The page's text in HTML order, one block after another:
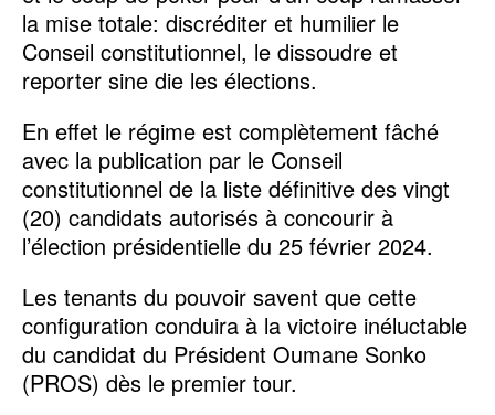
la mise totale: discréditer et humilier le
Conseil constitutionnel, le dissoudre et
reporter sine die les élections.
En effet le régime est complètement fâché
avec la publication par le Conseil
constitutionnel de la liste définitive des vingt
(20) candidats autorisés à concourir à
l’élection présidentielle du 25 février 2024.
Les tenants du pouvoir savent que cette
configuration conduira à la victoire inéluctable
du candidat du Président Oumane Sonko
(PROS) dès le premier tour.